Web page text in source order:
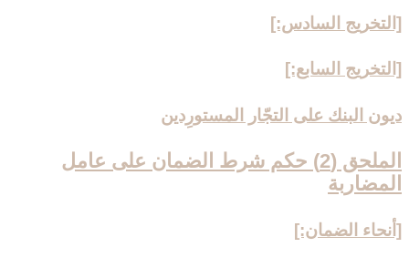
[التخريج السادس:]
[التخريج السابع:]
ديون البنك على التجّار المستورِدين
الملحق (2) حكم شرط الضمان على عامل
المضاربة
[أنحاء الضمان:]